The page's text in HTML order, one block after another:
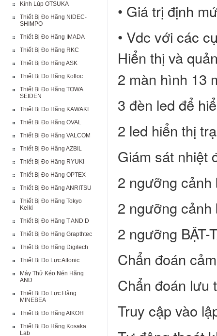
Kính Lúp OTSUKA
Thiết Bị Đo Hãng NIDEC-
SHIMPO
Thiết Bị Đo Hãng IMADA
Thiết Bị Đo Hãng RKC
Thiết Bị Đo Hãng ASK
Thiết Bị Đo Hãng Kofloc
Thiết Bị Đo Hãng TOWA
SEIDEN
Thiết Bị Đo Hãng KAWAKI
Thiết Bị Đo Hãng OVAL
Thiết Bị Đo Hãng VALCOM
Thiết Bị Đo Hãng AZBIL
Thiết Bị Đo Hãng RYUKI
Thiết Bị Đo Hãng OPTEX
Thiết Bị Đo Hãng ANRITSU
Thiết Bị Đo Hãng Tokyo
Keiki
Thiết Bị Đo Hãng T AND D
Thiết Bị Đo Hãng Grapthtec
Thiết Bị Đo Hãng Digitech
Thiết Bị Đo Lực Attonic
Máy Thử Kéo Nén Hãng
AND
Thiết Bị Đo Lực Hãng
MINEBEA
Thiết Bị Đo Hãng AIKOH
Thiết Bị Đo Hãng Kosaka
Lab
• Giá trị định
• Vdc với các
Hiển thị và
2 màn hình 13
3 đèn led để
2 led hiển thị
Giám sát nhiệt
2 ngưỡng
2 ngưỡng
2 ngưỡng BẬT-
Chẩn đoán
Chẩn đoán
Truy cập vào